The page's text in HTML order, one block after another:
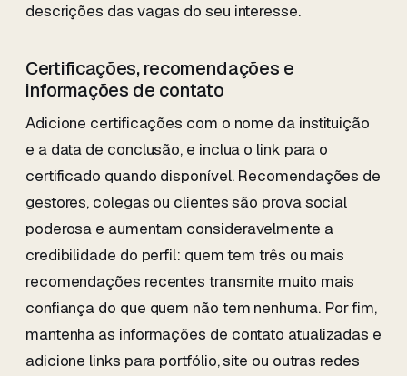
descrições das vagas do seu interesse.
Certificações, recomendações e
informações de contato
Adicione certificações com o nome da instituição
e a data de conclusão, e inclua o link para o
certificado quando disponível. Recomendações de
gestores, colegas ou clientes são prova social
poderosa e aumentam consideravelmente a
credibilidade do perfil: quem tem três ou mais
recomendações recentes transmite muito mais
confiança do que quem não tem nenhuma. Por fim,
mantenha as informações de contato atualizadas e
adicione links para portfólio, site ou outras redes